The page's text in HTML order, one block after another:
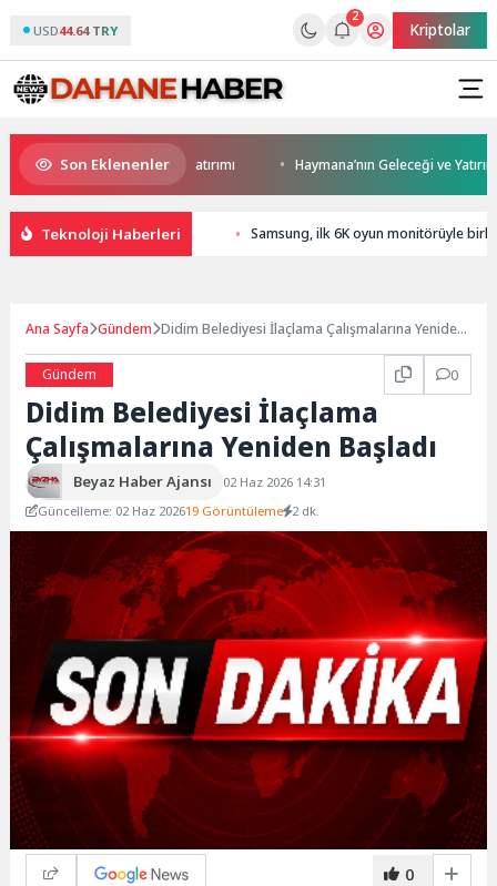
USD44.64 TRY
2
Kriptolar
Son Eklenenler
modern ulaşım yatırımı Haymana’nın Geleceği ve Yatırım
Teknoloji Haberleri Samsung, ilk 6K oyun monitörüyle
Ana Sayfa Gündem Didim Belediyesi İlaçlama Çalışmalarına Yeniden
Gündem
0
Didim Belediyesi İlaçlama
Çalışmalarına Yeniden Başladı
Beyaz Haber Ajansı
02 Haz 2026 14:31
Güncelleme: 02 Haz 202619 Görüntüleme 2 dk.
0